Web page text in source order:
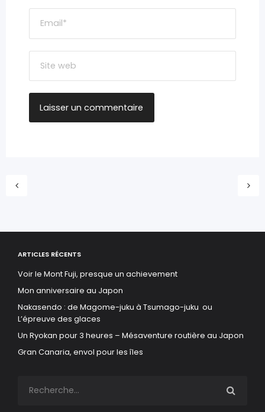
ARTICLES RÉCENTS
Voir le Mont Fuji, presque un achievement
Mon anniversaire au Japon
Nakasendo : de Magome-juku à Tsumago-juku ou
L’épreuve des glaces
Un Ryokan pour 3 heures – Mésaventure routière au Japon
Gran Canaria, envol pour les îles